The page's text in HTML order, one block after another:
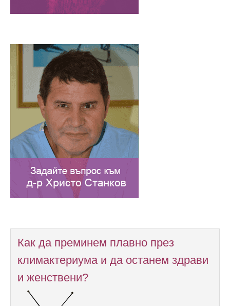
Как да преминем плавно през
климактериума и да останем здрави
и женствени?